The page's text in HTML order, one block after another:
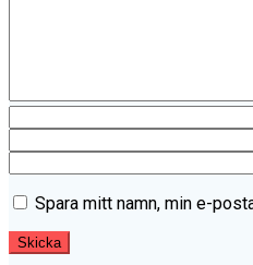
Spara mitt namn, min e-